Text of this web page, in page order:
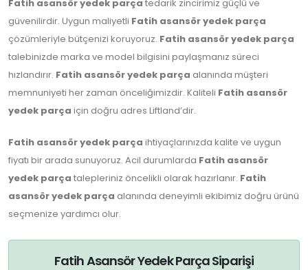
Fatih asansör yedek parça tedarik zincirimiz güçlü ve
güvenilirdir. Uygun maliyetli Fatih asansör yedek parça
çözümleriyle bütçenizi koruyoruz. Fatih asansör yedek parça
talebinizde marka ve model bilgisini paylaşmanız süreci
hızlandırır. Fatih asansör yedek parça alanında müşteri
memnuniyeti her zaman önceliğimizdir. Kaliteli Fatih asansör
yedek parça için doğru adres Liftland’dir.
Fatih asansör yedek parça ihtiyaçlarınızda kalite ve uygun
fiyatı bir arada sunuyoruz. Acil durumlarda Fatih asansör
yedek parça talepleriniz öncelikli olarak hazırlanır. Fatih
asansör yedek parça alanında deneyimli ekibimiz doğru ürünü
seçmenize yardımcı olur.
Fatih Asansör Yedek Parça Siparişi